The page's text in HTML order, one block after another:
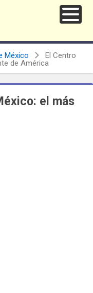
México
El Centro
de América
el más